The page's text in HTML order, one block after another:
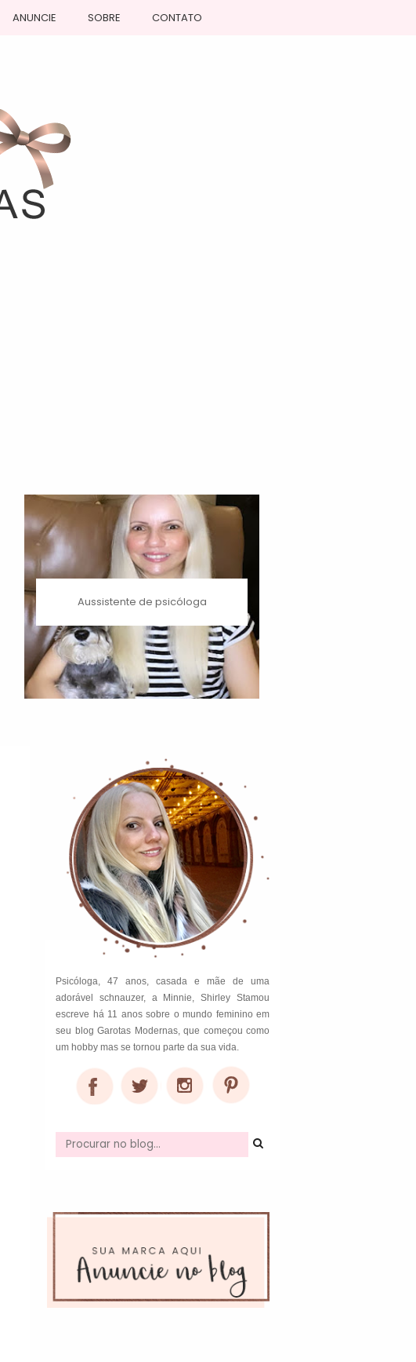
ANUNCIE SOBRE CONTATO
Aussistente de psicóloga
Psicóloga, 47 anos, casada e mãe de uma
adorável schnauzer, a Minnie, Shirley Stamou
escreve há 11 anos sobre o mundo feminino em
seu blog Garotas Modernas, que começou como
um hobby mas se tornou parte da sua vida.